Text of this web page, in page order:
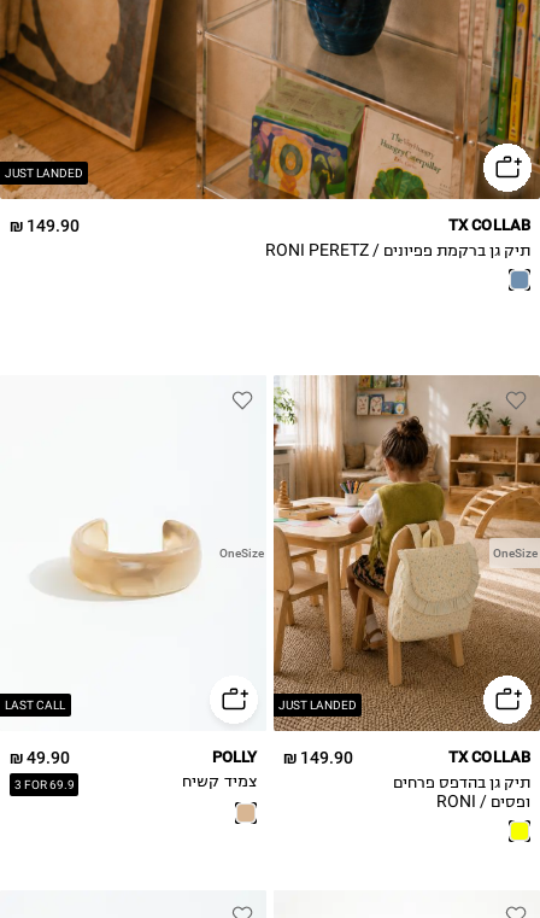
JUST LANDED
149.90 ₪ TX COLLAB
תיק גן ברקמת פפיונים / RONI PERETZ
JUST LANDED
OneSize
149.90 ₪ TX COLLAB
תיק גן בהדפס פרחים
ופסים / RONI
PERETZ
LAST CALL
OneSize
49.90 ₪
3 FOR 69.9
POLLY
צמיד קשיח